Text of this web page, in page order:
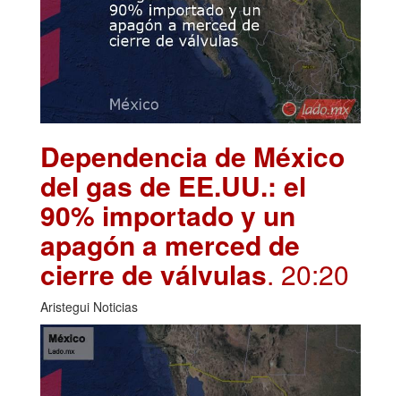
Dependencia de México
del gas de EE.UU.: el
90% importado y un
apagón a merced de
cierre de válvulas. 20:20
Aristegui Noticias